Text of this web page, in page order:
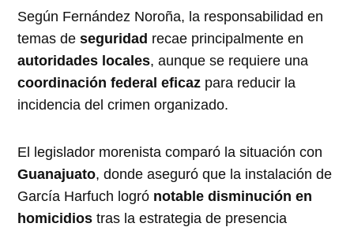
Según Fernández Noroña, la responsabilidad en
temas deseguridad recae principalmente en
autoridades locales, aunque se requiere una
coordinación federal eficaz para reducir la
incidencia del crimen organizado.
El legislador morenista comparó la situación con
Guanajuato, donde aseguró que la instalación de
García Harfuch logró notable disminución en
homicidios tras la estrategia de presencia